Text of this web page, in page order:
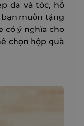
da và tóc, hỗ
muốn tặng
có ý nghĩa cho
chọn hộp quà